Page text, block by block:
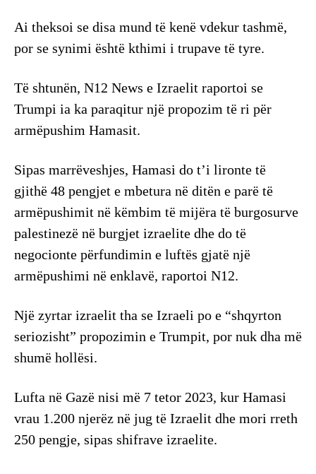
Ai theksoi se disa mund të kenë vdekur tashmë,
por se synimi është kthimi i trupave të tyre.
Të shtunën, N12 News e Izraelit raportoi se
Trumpi ia ka paraqitur një propozim të ri për
armëpushim Hamasit.
Sipas marrëveshjes, Hamasi do t’i lironte të
gjithë 48 pengjet e mbetura në ditën e parë të
armëpushimit në këmbim të mijëra të burgosurve
palestinezë në burgjet izraelite dhe do të
negocionte përfundimin e luftës gjatë një
armëpushimi në enklavë, raportoi N12.
Një zyrtar izraelit tha se Izraeli po e “shqyrton
seriozisht” propozimin e Trumpit, por nuk dha më
shumë hollësi.
Lufta në Gazë nisi më 7 tetor 2023, kur Hamasi
vrau 1.200 njerëz në jug të Izraelit dhe mori rreth
250 pengje, sipas shifrave izraelite.